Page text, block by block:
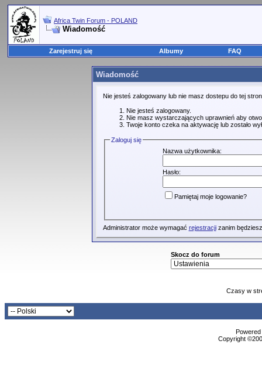
Africa Twin Forum - POLAND
Wiadomość
Zarejestruj się Albumy FAQ
Wiadomość
Nie jesteś zalogowany lub nie masz dostepu do tej
Nie jesteś zalogowany.
Nie masz wystarczających uprawnień aby
Twoje konto czeka na aktywację lub zostało
Zaloguj się
Nazwa użytkownika:
Hasło:
Pamiętaj moje logowanie?
Administrator może wymagać rejestracjizanim
Skocz do forum
Czasy w
Copyright